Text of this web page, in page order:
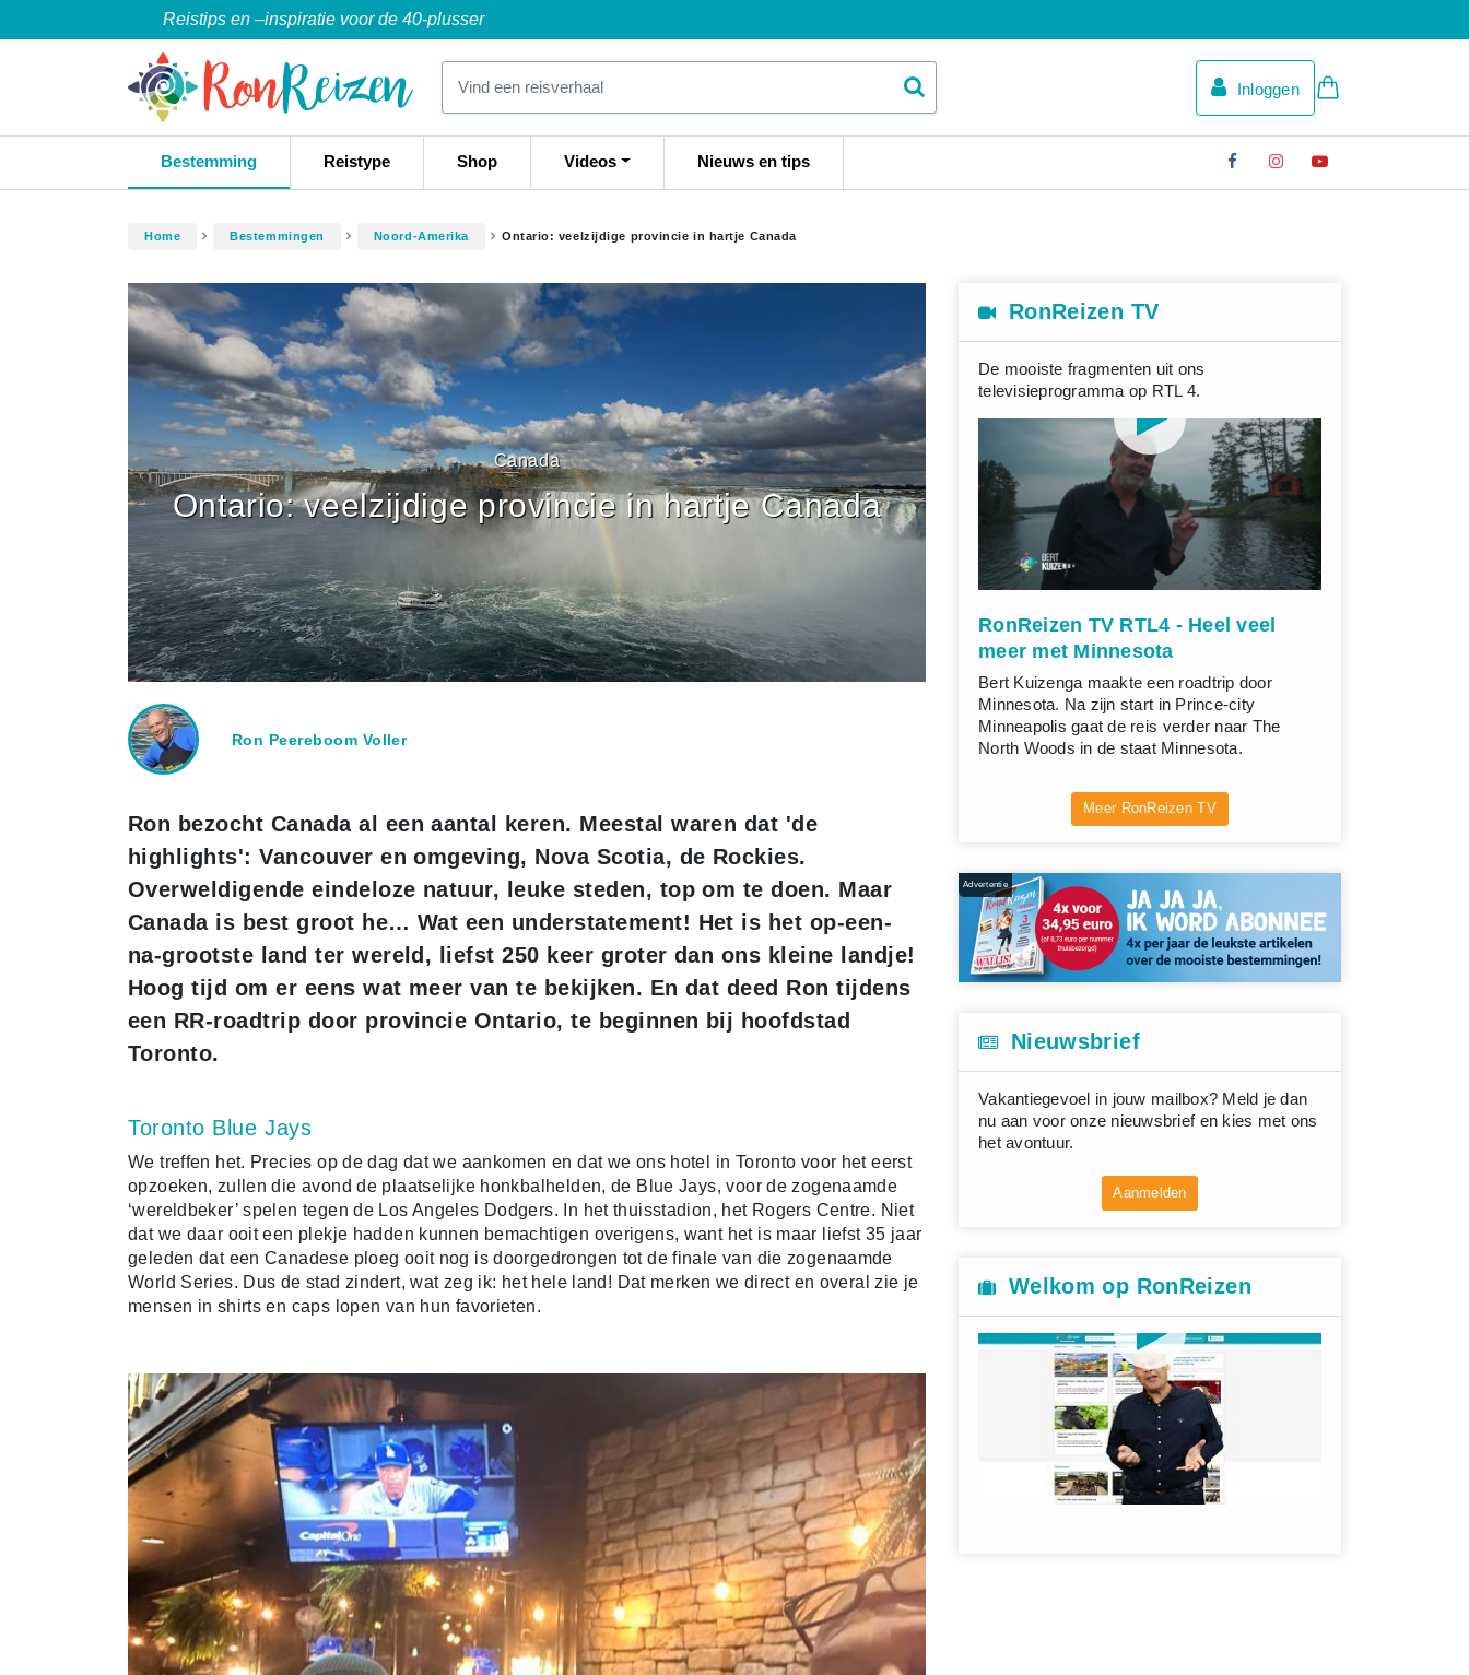
Reistips en –inspiratie voor de 40-plusser
Inloggen
Bestemming Reistype Shop Videos Nieuws en tips
Home Bestemmingen Noord-Amerika Ontario: veelzijdige provincie in hartje Canada
Canada
Ontario: veelzijdige provincie in hartje Canada
Ron Peereboom Voller
Ron bezocht Canada al een aantal keren. Meestal waren dat 'de
highlights': Vancouver en omgeving, Nova Scotia, de Rockies.
Overweldigende eindeloze natuur, leuke steden, top om te doen. Maar
Canada is best groot he… Wat een understatement! Het is het op-een-
na-grootste land ter wereld, liefst 250 keer groter dan ons kleine landje!
Hoog tijd om er eens wat meer van te bekijken. En dat deed Ron tijdens
een RR-roadtrip door provincie Ontario, te beginnen bij hoofdstad
Toronto.
Toronto Blue Jays
We treffen het. Precies op de dag dat we aankomen en dat we ons hotel in Toronto voor het eerst
opzoeken, zullen die avond de plaatselijke honkbalhelden, de Blue Jays, voor de zogenaamde
‘wereldbeker’ spelen tegen de Los Angeles Dodgers. In het thuisstadion, het Rogers Centre. Niet
dat we daar ooit een plekje hadden kunnen bemachtigen overigens, want het is maar liefst 35 jaar
geleden dat een Canadese ploeg ooit nog is doorgedrongen tot de finale van die zogenaamde
World Series. Dus de stad zindert, wat zeg ik: het hele land! Dat merken we direct en overal zie je
mensen in shirts en caps lopen van hun favorieten.
RonReizen TV
De mooiste fragmenten uit ons
televisieprogramma op RTL 4.
RonReizen TV RTL4 - Heel veel
meer met Minnesota
Bert Kuizenga maakte een roadtrip door
Minnesota. Na zijn start in Prince-city
Minneapolis gaat de reis verder naar The
North Woods in de staat Minnesota.
Meer RonReizen TV
Advertentie
Nieuwsbrief
Vakantiegevoel in jouw mailbox? Meld je dan
nu aan voor onze nieuwsbrief en kies met ons
het avontuur.
Aanmelden
Welkom op RonReizen